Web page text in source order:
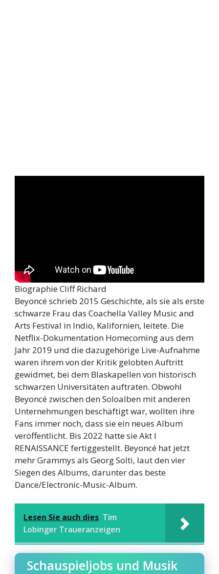
Biographie Cliff Richard
Beyoncé schrieb 2015 Geschichte, als sie als erste
schwarze Frau das Coachella Valley Music and
Arts Festival in Indio, Kalifornien, leitete. Die
Netflix-Dokumentation Homecoming aus dem
Jahr 2019 und die dazugehörige Live-Aufnahme
waren ihrem von der Kritik gelobten Auftritt
gewidmet, bei dem Blaskapellen von historisch
schwarzen Universitäten auftraten. Obwohl
Beyoncé zwischen den Soloalben mit anderen
Unternehmungen beschäftigt war, wollten ihre
Fans immer noch, dass sie ein neues Album
veröffentlicht. Bis 2022 hatte sie Akt I
RENAISSANCE fertiggestellt. Beyoncé hat jetzt
mehr Grammys als Georg Solti, laut den vier
Siegen des Albums, darunter das beste
Dance/Electronic-Music-Album.
Lesen Sie auch dies Tim
Lobinger Traueranzeigen
Schauspieljobs und Musik